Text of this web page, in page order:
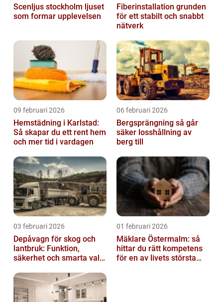
Scenljus stockholm ljuset
som formar upplevelsen
Fiberinstallation grunden
för ett stabilt och snabbt
nätverk
09 februari 2026
Hemstädning i Karlstad:
Så skapar du ett rent hem
och mer tid i vardagen
06 februari 2026
Bergsprängning så går
säker losshållning av
berg till
03 februari 2026
Depåvagn för skog och
lantbruk: Funktion,
säkerhet och smarta val
01 februari 2026
Mäklare Östermalm: så
hittar du rätt kompetens
för en av livets största